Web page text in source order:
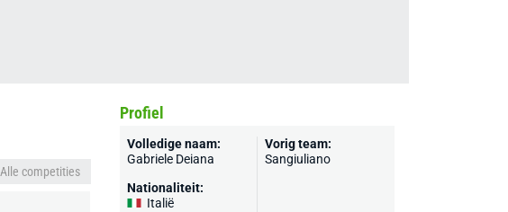
Alle competities
Profiel
Volledige naam:
Gabriele Deiana
Nationaliteit:
Italië
Vorig team:
Sangiuliano